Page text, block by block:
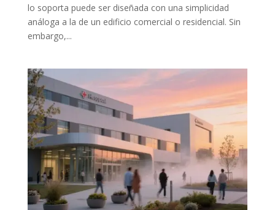
lo soporta puede ser diseñada con una simplicidad
análoga a la de un edificio comercial o residencial. Sin
embargo,...